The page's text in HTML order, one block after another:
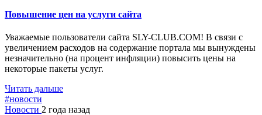
Повышение цен на услуги сайта
Уважаемые пользователи сайта SLY-CLUB.COM! В связи с
увеличением расходов на содержание портала мы вынуждены
незначительно (на процент инфляции) повысить цены на
некоторые пакеты услуг.
Читать дальше
#новости
Новости 2 года назад